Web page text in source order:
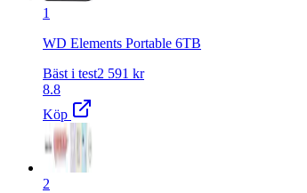
1
WD Elements Portable 6TB
Bäst i test2 591 kr
8.8
Köp
2